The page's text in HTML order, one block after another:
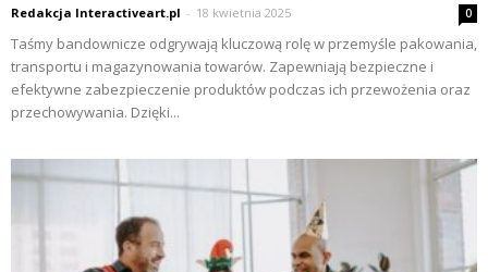
Redakcja Interactiveart.pl - 18 kwietnia 2025 0
Taśmy bandownicze odgrywają kluczową rolę w przemyśle pakowania,
transportu i magazynowania towarów. Zapewniają bezpieczne i
efektywne zabezpieczenie produktów podczas ich przewożenia oraz
przechowywania. Dzięki...